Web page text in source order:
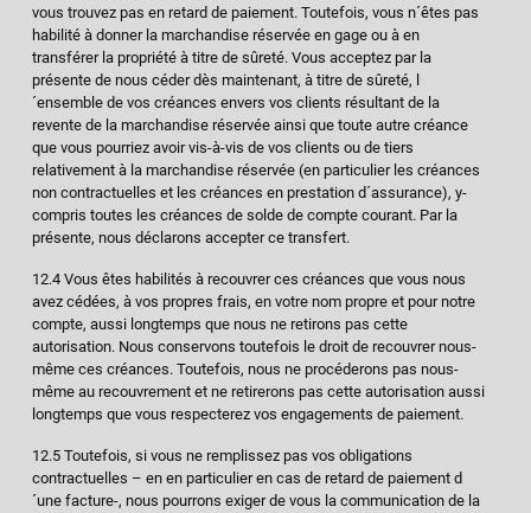
vous trouvez pas en retard de paiement. Toutefois, vous n´êtes pas
habilité à donner la marchandise réservée en gage ou à en
transférer la propriété à titre de sûreté. Vous acceptez par la
présente de nous céder dès maintenant, à titre de sûreté, l
´ensemble de vos créances envers vos clients résultant de la
revente de la marchandise réservée ainsi que toute autre créance
que vous pourriez avoir vis-à-vis de vos clients ou de tiers
relativement à la marchandise réservée (en particulier les créances
non contractuelles et les créances en prestation d´assurance), y-
compris toutes les créances de solde de compte courant. Par la
présente, nous déclarons accepter ce transfert.
12.4 Vous êtes habilités à recouvrer ces créances que vous nous
avez cédées, à vos propres frais, en votre nom propre et pour notre
compte, aussi longtemps que nous ne retirons pas cette
autorisation. Nous conservons toutefois le droit de recouvrer nous-
même ces créances. Toutefois, nous ne procéderons pas nous-
même au recouvrement et ne retirerons pas cette autorisation aussi
longtemps que vous respecterez vos engagements de paiement.
12.5 Toutefois, si vous ne remplissez pas vos obligations
contractuelles – en en particulier en cas de retard de paiement d
´une facture-, nous pourrons exiger de vous la communication de la